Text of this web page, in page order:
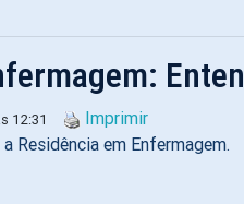
12:31
Imprimir
Residência em Enfermagem.